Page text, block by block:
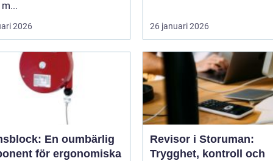
2026 26 januari 2026
En oumbärlig
för ergonomiska
Revisor i Storuman:
Trygghet, kontroll och